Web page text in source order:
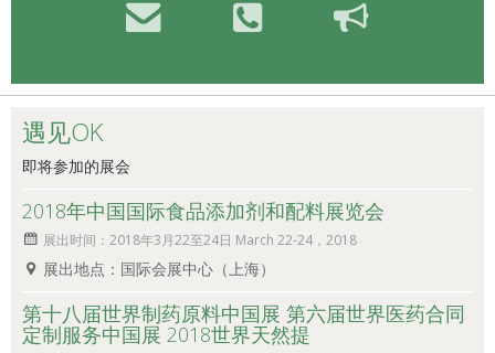
遇见OK
即将参加的展会
2018年中国国际食品添加剂和配料展览会
展出时间：2018年3月22至24日 March 22-24，2018
展出地点：国际会展中心（上海）
第十八届世界制药原料中国展 第六届世界医药合同
定制服务中国展 2018世界天然提